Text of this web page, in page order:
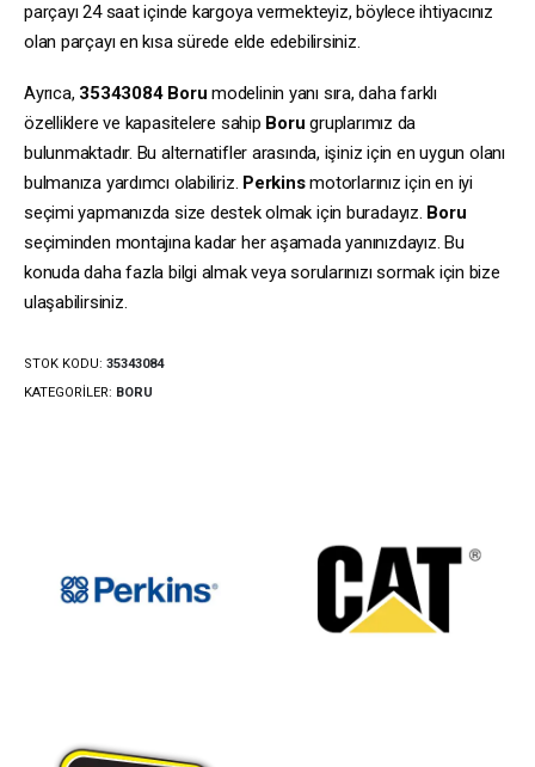
parçayı 24 saat içinde kargoya vermekteyiz, böylece ihtiyacınız
olan parçayı en kısa sürede elde edebilirsiniz.
Ayrıca, 35343084 Boru modelinin yanı sıra, daha farklı
özelliklere ve kapasitelere sahip Boru gruplarımız da
bulunmaktadır. Bu alternatifler arasında, işiniz için en uygun olanı
bulmanıza yardımcı olabiliriz. Perkinsmotorlarınız için en iyi
seçimi yapmanızda size destek olmak için buradayız. Boru
seçiminden montajına kadar her aşamada yanınızdayız. Bu
konuda daha fazla bilgi almak veya sorularınızı sormak için bize
ulaşabilirsiniz.
STOK KODU: 35343084
KATEGORILER: BORU